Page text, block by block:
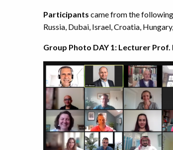
Participants came from the
Russia, Dubai, Israel, Croatia,
Group Photo DAY 1: Lecturer Prof.